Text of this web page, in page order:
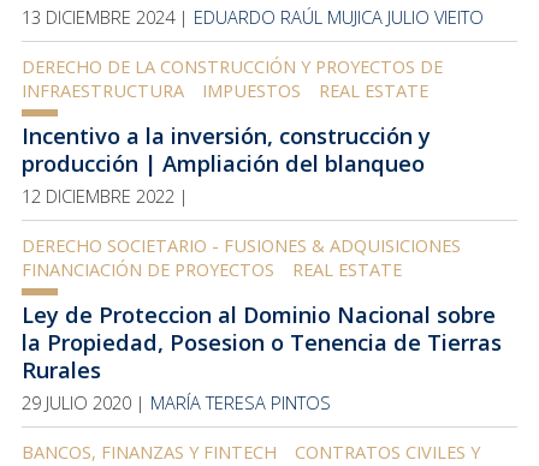
13 DICIEMBRE 2024 | EDUARDO RAÚL MUJICA JULIO VIEITO
DERECHO DE LA CONSTRUCCIÓN Y PROYECTOS DE
INFRAESTRUCTURA
IMPUESTOS REAL ESTATE
Incentivo a la inversión, construcción y
producción | Ampliación del blanqueo
12 DICIEMBRE 2022 |
DERECHO SOCIETARIO - FUSIONES & ADQUISICIONES
FINANCIACIÓN DE PROYECTOS
REAL ESTATE
Ley de Proteccion al Dominio Nacional sobre
la Propiedad, Posesion o Tenencia de Tierras
Rurales
29 JULIO 2020 | MARÍA TERESA PINTOS
BANCOS, FINANZAS Y FINTECH
CONTRATOS CIVILES Y